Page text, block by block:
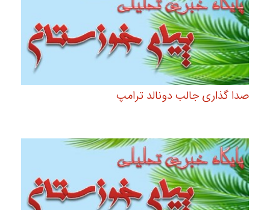
صدا گذاری جالب دونالد ترامپ